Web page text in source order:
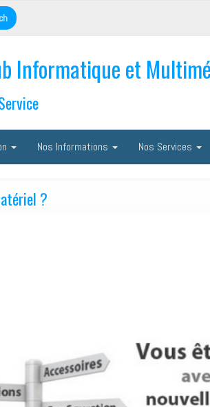
Informatique et
Nos Informations Nos Services
?